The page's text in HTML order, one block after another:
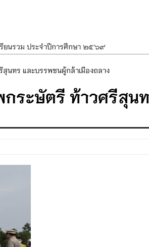
ยนรวม ประจำปีการศึกษา ๒๕๖๙
ะจุดเทียนถวายพระพรชัยมงคล เนื่องในโอกา
นา เนื่องในวันอาสาฬหบูชาและวันเข้าพรรษา
ะความปลอดภัยในการใช้รถใช้ถนน
นทร และบรรพชนผู้กล้าเมืองถลาง
ระษัตรี ท้าวศรีสุน